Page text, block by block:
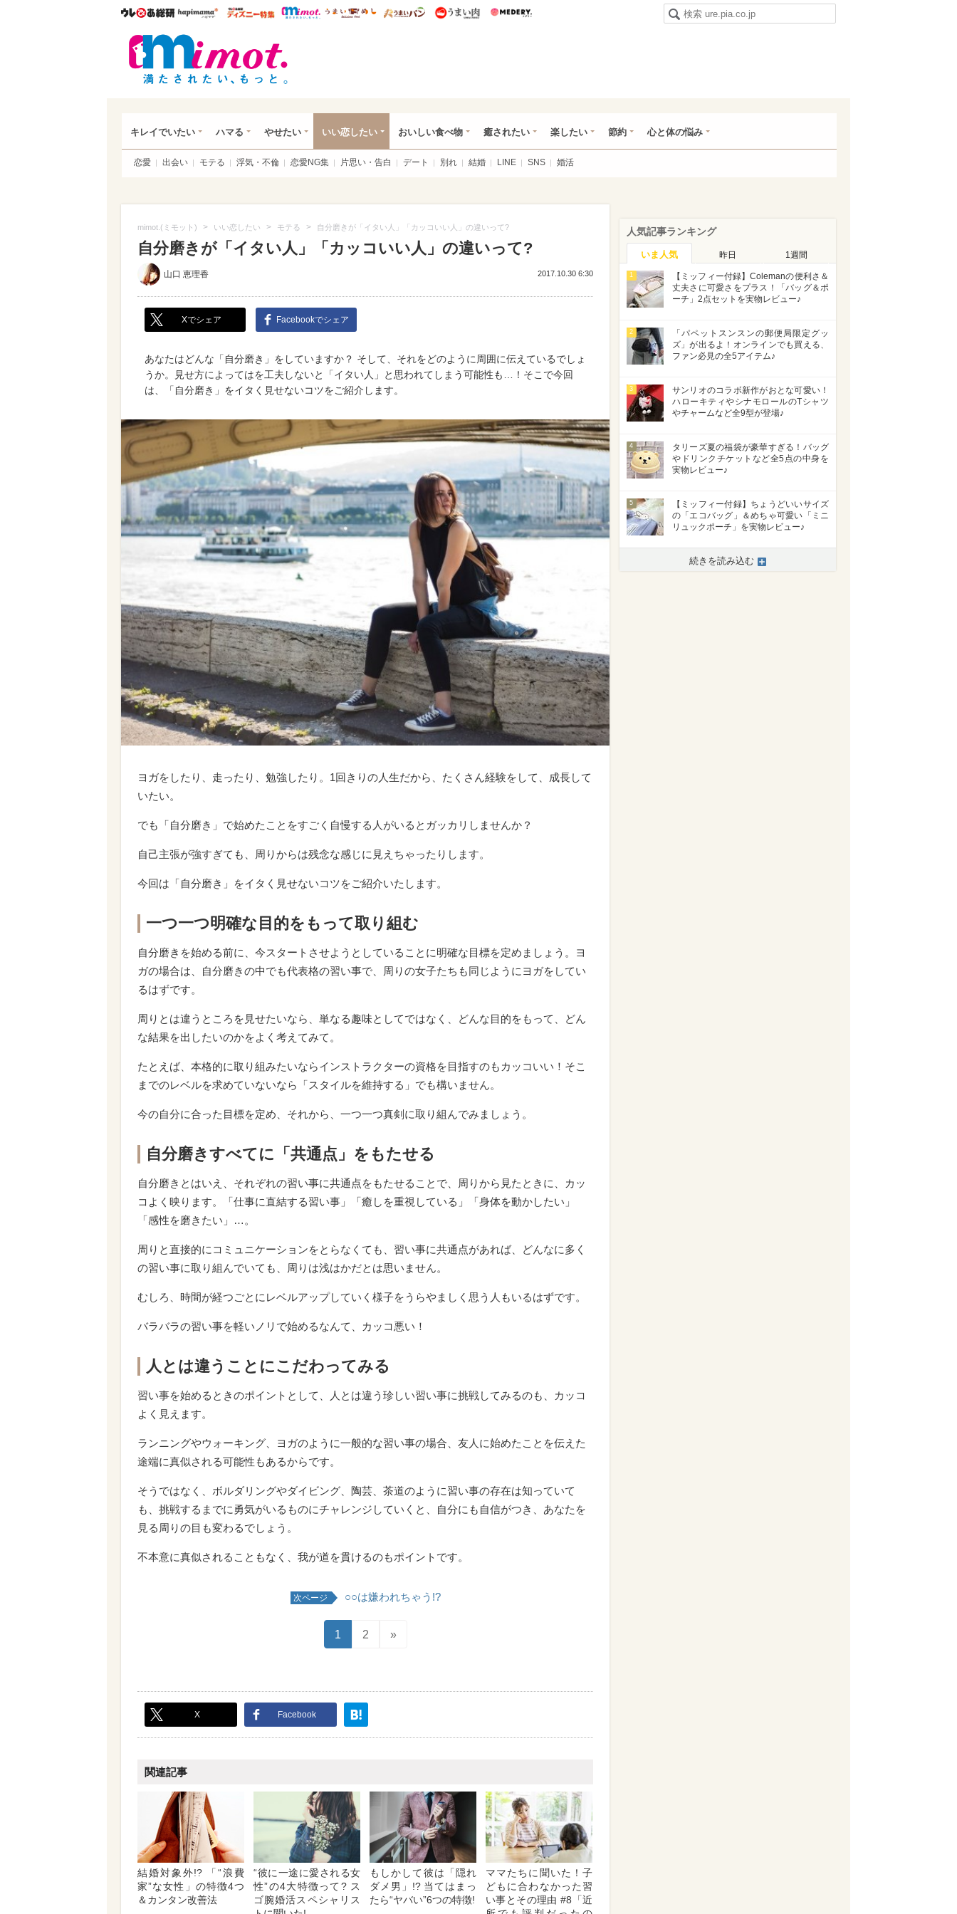
ウレぴあ総研ハピママ* ウレぴあ総研 ディズニー特集
mimot. うまいめし うまいパン うまい肉
キレイでいたい ハマる やせたい いい恋したい おいしい食べ物 癒されたい 楽したい 節約 心と体の悩み
恋愛 出会い モテる 浮気・不倫 恋愛NG集 片思い・告白 デート 別れ 結婚 LINE SNS 婚活
mimot.(ミモット) > いい恋したい > モテる > 自分磨きが「イタい人」「カッコいい人」の違いって?
自分磨きが「イタい人」「カッコいい人」の違いって?
山口 恵理香 2017.10.30 6:30
Xでシェア Facebookでシェア
あなたはどんな「自分磨き」をしていますか？ そして、それをどのように周囲に伝えているでしょ
うか。見せ方によってはを工夫しないと「イタい人」と思われてしまう可能性も…！そこで今回
は、「自分磨き」をイタく見せないコツをご紹介します。
ヨガをしたり、走ったり、勉強したり。1回きりの人生だから、たくさん経験をして、成長して
いたい。
でも「自分磨き」で始めたことをすごく自慢する人がいるとガッカリしませんか？
自己主張が強すぎても、周りからは残念な感じに見えちゃったりします。
今回は「自分磨き」をイタく見せないコツをご紹介いたします。
一つ一つ明確な目的をもって取り組む
自分磨きを始める前に、今スタートさせようとしていることに明確な目標を定めましょう。ヨ
ガの場合は、自分磨きの中でも代表格の習い事で、周りの女子たちも同じようにヨガをしてい
るはずです。
周りとは違うところを見せたいなら、単なる趣味としてではなく、どんな目的をもって、どん
な結果を出したいのかをよく考えてみて。
たとえば、本格的に取り組みたいならインストラクターの資格を目指すのもカッコいい！そこ
までのレベルを求めていないなら「スタイルを維持する」でも構いません。
今の自分に合った目標を定め、それから、一つ一つ真剣に取り組んでみましょう。
自分磨きすべてに「共通点」をもたせる
自分磨きとはいえ、それぞれの習い事に共通点をもたせることで、周りから見たときに、カッ
コよく映ります。「仕事に直結する習い事」「癒しを重視している」「身体を動かしたい」
「感性を磨きたい」…。
周りと直接的にコミュニケーションをとらなくても、習い事に共通点があれば、どんなに多く
の習い事に取り組んでいても、周りは浅はかだとは思いません。
むしろ、時間が経つごとにレベルアップしていく様子をうらやましく思う人もいるはずです。
バラバラの習い事を軽いノリで始めるなんて、カッコ悪い！
人とは違うことにこだわってみる
習い事を始めるときのポイントとして、人とは違う珍しい習い事に挑戦してみるのも、カッコ
よく見えます。
ランニングやウォーキング、ヨガのように一般的な習い事の場合、友人に始めたことを伝えた
途端に真似される可能性もあるからです。
そうではなく、ボルダリングやダイビング、陶芸、茶道のように習い事の存在は知っていて
も、挑戦するまでに勇気がいるものにチャレンジしていくと、自分にも自信がつき、あなたを
見る周りの目も変わるでしょう。
不本意に真似されることもなく、我が道を貫けるのもポイントです。
次ページ ○○は嫌われちゃう!?
1 2 »
X Facebook
関連記事
結婚対象外!? 「“浪費
家”な女性」の特徴4つ
＆カンタン改善法
“彼に一途に愛される女
性”の4大特徴って? ス
ゴ腕婚活スペシャリス
もしかして彼は「隠れ
ダメ男」!? 当てはまっ
たら“ヤバい”6つの特徴!
ママたちに聞いた！子
どもに合わなかった習
い事とその理由 #8「近
人気記事ランキング
いま人気 昨日 1週間
1
【ミッフィー付録】Colemanの便利さ＆
丈夫さに可愛さをプラス！「バッグ＆ポ
ーチ」2点セットを実物レビュー♪
2
「パペットスンスンの郵便局限定グッ
ズ」が出るよ！オンラインでも買える、
ファン必見の全5アイテム♪
3
サンリオのコラボ新作がおとな可愛い！
ハローキティやシナモロールのTシャツ
やチャームなど全9型が登場♪
4
タリーズ夏の福袋が豪華すぎる！バッグ
やドリンクチケットなど全5点の中身を
実物レビュー♪
5
【ミッフィー付録】ちょうどいいサイズ
の「エコバッグ」＆めちゃ可愛い「ミニ
リュックポーチ」を実物レビュー♪
続きを読み込む